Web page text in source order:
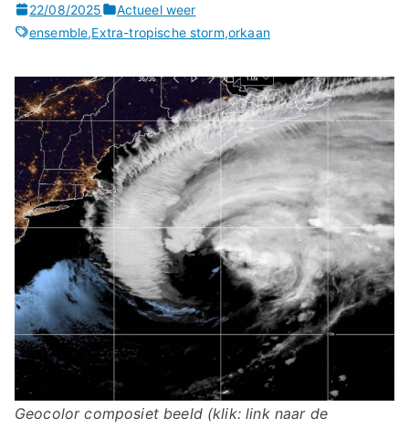
22/08/2025
Actueel weer
ensemble,Extra-tropische storm,orkaan
Geocolor composiet beeld (klik: link naar de